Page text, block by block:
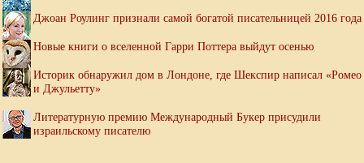
Джоан Роулинг признали самой богатой писательницей 2016 года
Новые книги о вселенной Гарри Поттера выйдут осенью
Историк обнаружил дом в Лондоне, где Шекспир написал «Ромео
и Джульетту»
Литературную премию Международный Букер присудили
израильскому писателю